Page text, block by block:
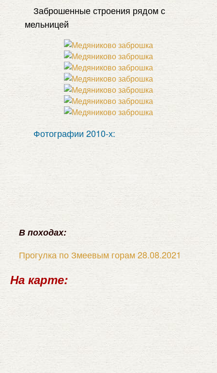
Заброшенные строения рядом с
мельницей
Фотографии 2010-х:
В походах:
Прогулка по Змеевым горам 28.08.2021
На карте: